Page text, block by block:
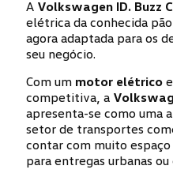
Endereço de e-mail*
Contacto telefónico*
Concessionário Caetano*
A Volkswagen ID. Buzz
elétrica da conhecida
agora adaptada para os
seu negócio.
Com um motor elétrico
competitiva, a
apresenta-se como uma
setor de transportes
contar com muito espaço
para entregas urbanas